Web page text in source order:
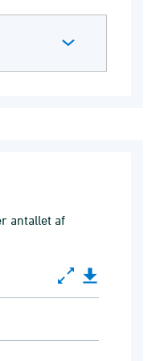
antallet af